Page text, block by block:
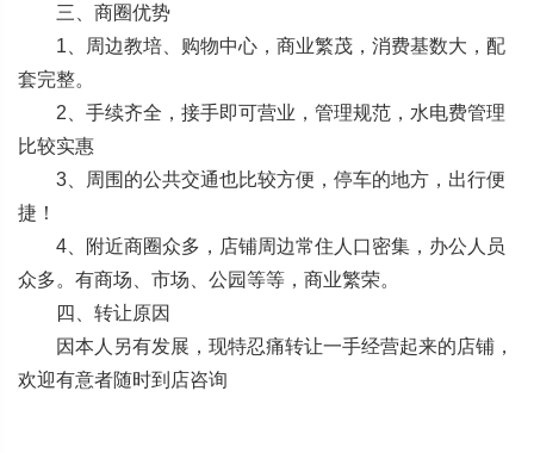
三、商圈优势
1、周边教培、购物中心，商业繁茂，消费基数大，配
套完整。
2、手续齐全，接手即可营业，管理规范，水电费管理
比较实惠
3、周围的公共交通也比较方便，停车的地方，出行便
捷！
4、附近商圈众多，店铺周边常住人口密集，办公人员
众多。有商场、市场、公园等等，商业繁荣。
四、转让原因
因本人另有发展，现特忍痛转让一手经营起来的店铺，
欢迎有意者随时到店咨询